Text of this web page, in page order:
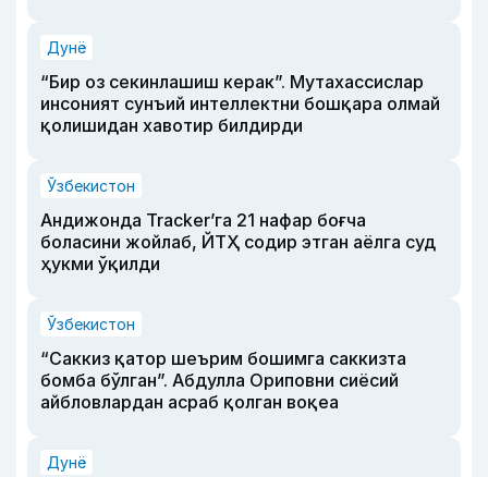
Дунё
“Бир оз секинлашиш керак”. Мутахассислар
инсоният сунъий интеллектни бошқара олмай
қолишидан хавотир билдирди
Ўзбекистон
Андижонда Tracker’га 21 нафар боғча
боласини жойлаб, ЙТҲ содир этган аёлга суд
ҳукми ўқилди
Ўзбекистон
“Саккиз қатор шеърим бошимга саккизта
бомба бўлган”. Абдулла Ориповни сиёсий
айбловлардан асраб қолган воқеа
Дунё